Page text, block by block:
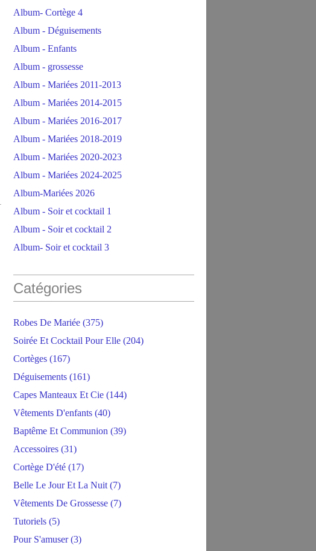
Album- Cortège 4
Album - Déguisements
Album - Enfants
Album - grossesse
Album - Mariées 2011-2013
Album - Mariées 2014-2015
Album - Mariées 2016-2017
Album - Mariées 2018-2019
Album - Mariées 2020-2023
Album - Mariées 2024-2025
Album-Mariées 2026
Album - Soir et cocktail 1
Album - Soir et cocktail 2
Album- Soir et cocktail 3
Catégories
Robes De Mariée (375)
Soirée Et Cocktail Pour Elle (204)
Cortèges (167)
Déguisements (161)
Capes Manteaux Et Cie (144)
Vêtements D'enfants (40)
Baptême Et Communion (39)
Accessoires (31)
Cortège D'été (17)
Belle Le Jour Et La Nuit (7)
Vêtements De Grossesse (7)
Tutoriels (5)
Pour S'amuser(3)